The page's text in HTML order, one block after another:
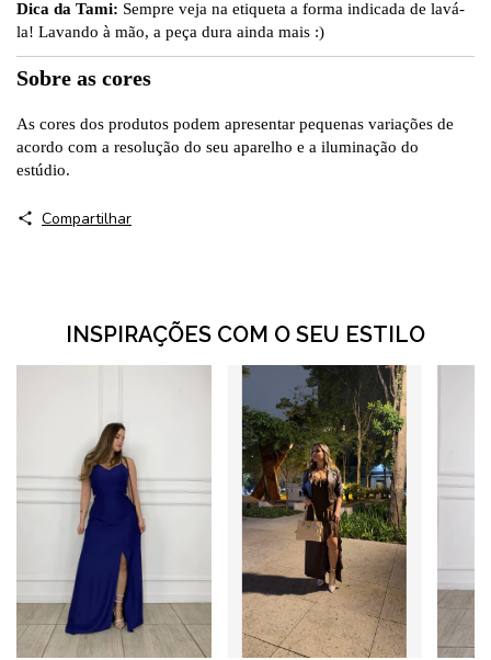
Dica da Tami: Sempre veja na etiqueta a forma indicada de lavá-
la! Lavando à mão, a peça dura ainda mais :)
Sobre as cores
As cores dos produtos podem apresentar pequenas variações de
acordo com a resolução do seu aparelho e a iluminação do
estúdio.
Compartilhar
INSPIRAÇÕES COM O SEU ESTILO